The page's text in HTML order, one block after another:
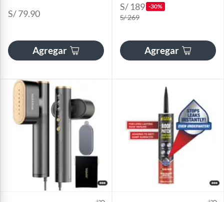
S/ 79.90
Agregar
S/ 189 -30%
S/ 269
Agregar